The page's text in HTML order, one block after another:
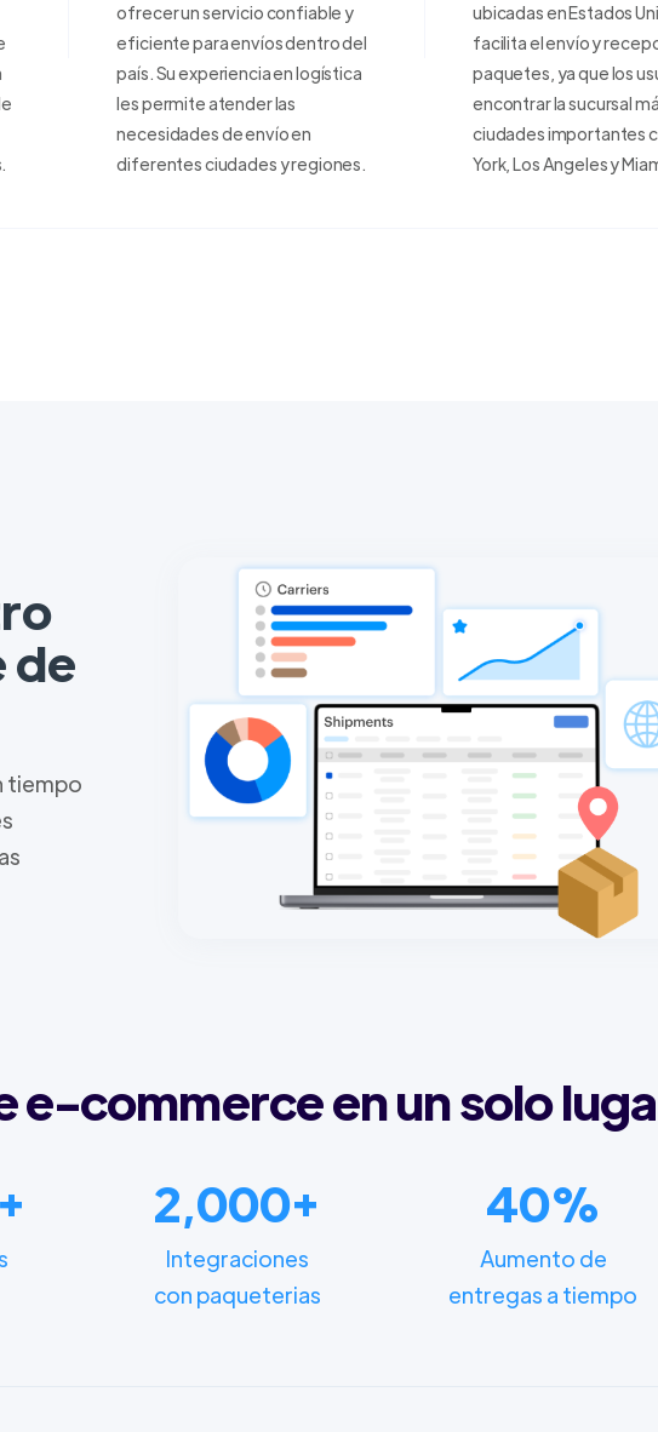
ofrecer un servicio confiable y
eficiente para envíos dentro del
país. Su experiencia en logística
les permite atender las
necesidades de envío en
diferentes ciudades y regiones.
ubicadas en Estados
facilita el envío y
paquetes, ya que los
encontrar la sucursal
ciudades importantes
York, Los Angeles y
de
tiempo
e-commerce en un solo
2,000+
Integraciones
con paqueterias
40%
Aumento de
entregas a tiempo